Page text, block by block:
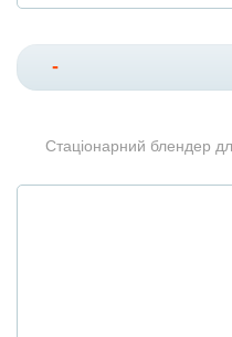
-
Стаціонарний блендер